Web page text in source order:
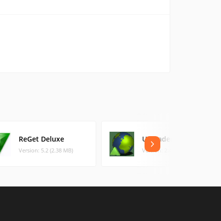
ReGet Deluxe
Version: 5.2 (2.38 MB)
Uploader
Version: 2.4.3.1 (0.64 MB)